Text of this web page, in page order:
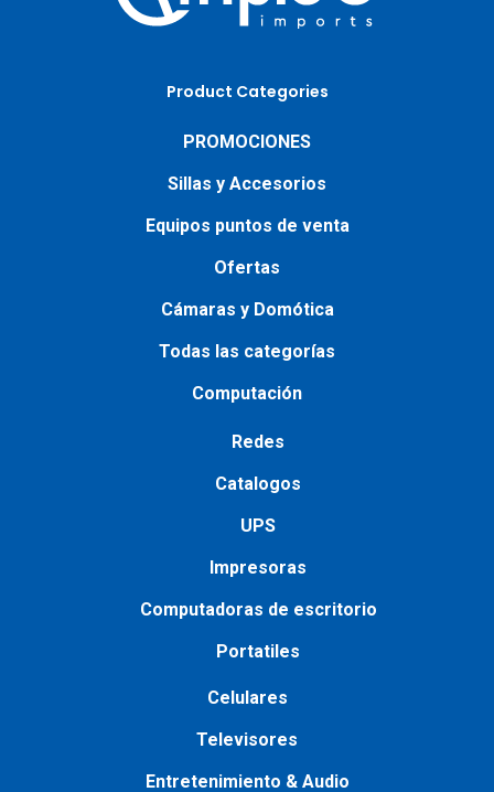
Product Categories
PROMOCIONES
Sillas y Accesorios
Equipos puntos de venta
Ofertas
Cámaras y Domótica
Todas las categorías
Computación
Redes
Catalogos
UPS
Impresoras
Сomputadoras de escritorio
Portatiles
Сelulares
Televisores
Entretenimiento & Audio